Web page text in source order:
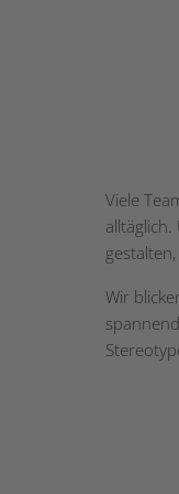
Viele
Wir